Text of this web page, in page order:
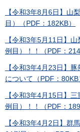
【令和3年8月6日】山
目）（PDF：182KB）
【令和3年5月11日】
例目）！！（PDF：
【令和3年4月23日】
について（PDF：80KB
【令和3年4月15日】
例目）！！（PDF：
【令和3年4月2日】群